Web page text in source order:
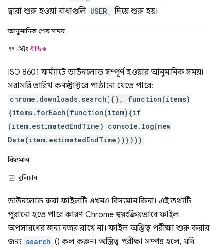
দ্বারা শুরু হওয়া বাধাগুলি USER_ দিয়ে শুরু হয়।
আনুমানিক শেষ সময়
স্ট্রিং ঐচ্ছিক
ISO 8601 ফর্ম্যাটে ডাউনলোড সম্পূর্ণ হওয়ার আনুমানিক সময়।
সরাসরি তারিখ কনস্ট্রাক্টরে পাঠানো যেতে পারে:
chrome.downloads.search({}, function(items)
{items.forEach(function(item){if
(item.estimatedEndTime) console.log(new
Date(item.estimatedEndTime))})})
বিদ্যমান
বুলিয়ান
ডাউনলোড করা ফাইলটি এখনও বিদ্যমান কিনা। এই তথ্যটি
পুরানো হতে পারে কারণ Chrome স্বয়ংক্রিয়ভাবে ফাইল
অপসারণের জন্য নজর রাখে না। ফাইল অস্তিত্ব পরীক্ষা শুরু করার
জন্য search () কল করুন। অস্তিত্ব পরীক্ষা সম্পন্ন হলে, যদি